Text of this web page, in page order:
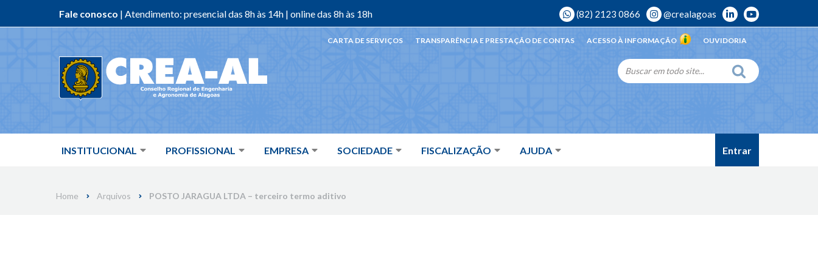
Fale conosco | Atendimento: presencial das 8h às 14h | online das 8h às 18h (82) 2123 0866 @crealagoas
INSTITUCIONAL PROFISSIONAL EMPRESA SOCIEDADE FISCALIZAÇÃO AJUDA
OUVIDORIA
ACESSO À INFORMAÇÃO
TRANSPARÊNCIA E PRESTAÇÃO DE CONTAS
CARTA DE SERVIÇOS
Entrar
Home Arquivos POSTO JARAGUA LTDA – terceiro termo aditivo